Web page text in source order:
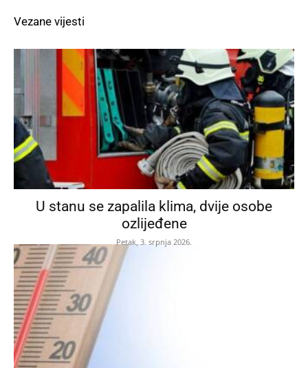
Vezane vijesti
U stanu se zapalila klima, dvije osobe
ozlijeđene
Petak, 3. srpnja 2026.